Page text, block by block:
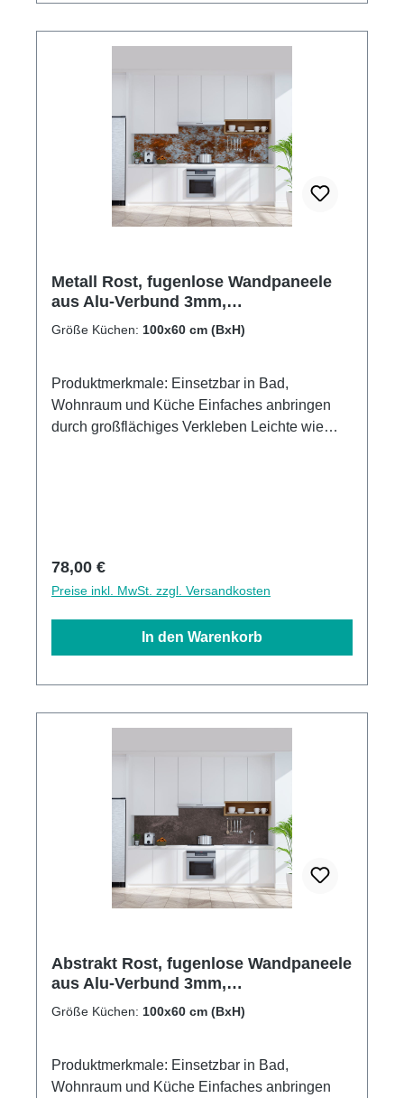
Metall Rost, fugenlose Wandpaneele
aus Alu-Verbund 3mm,
Küchenrückwand
Größe Küchen: 100x60 cm (BxH)
Produktmerkmale: Einsetzbar in Bad,
Wohnraum und Küche Einfaches anbringen
durch großflächiges Verkleben Leichte wie
Regulärer Preis:
78,00 €
Preise inkl. MwSt. zzgl. Versandkosten
In den Warenkorb
Abstrakt Rost, fugenlose Wandpaneele
aus Alu-Verbund 3mm,
Küchenrückwand
Größe Küchen: 100x60 cm (BxH)
Produktmerkmale: Einsetzbar in Bad,
Wohnraum und Küche Einfaches anbringen